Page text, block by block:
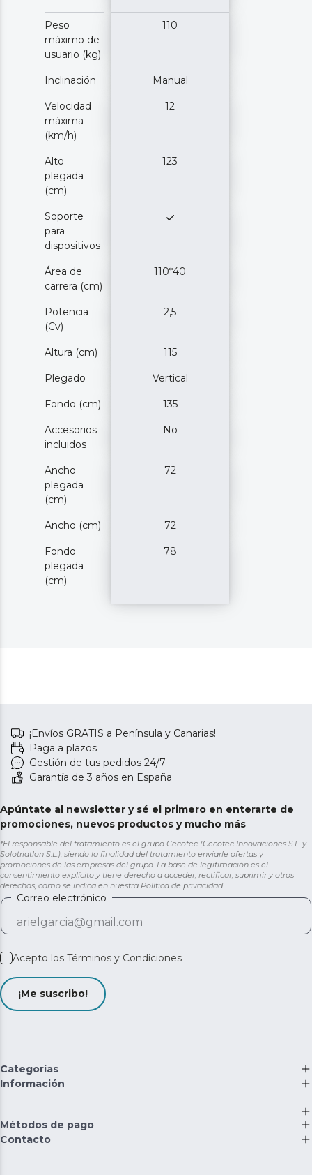
Peso
máximo de
usuario (kg)
110
Inclinación Manual
Velocidad
máxima
(km/h)
12
Alto
plegada
(cm)
123
Soporte
para
dispositivos
Área de
carrera (cm)
110*40
Potencia
(Cv)
2,5
Altura (cm) 115
Plegado Vertical
Fondo (cm) 135
Accesorios
incluidos
No
Ancho
plegada
(cm)
72
Ancho (cm) 72
Fondo
plegada
(cm)
78
¡Envíos GRATIS a Península y Canarias!
Paga a plazos
Gestión de tus pedidos 24/7
Garantía de 3 años en España
Apúntate al newsletter y sé el primero en enterarte de
promociones, nuevos productos y mucho más
*El responsable del tratamiento es el grupo Cecotec (Cecotec Innovaciones S.L. y
Solotriatlon S.L.), siendo la finalidad del tratamiento enviarle ofertas y
promociones de las empresas del grupo. La base de legitimación es el
consentimiento explícito y tiene derecho a acceder, rectificar, suprimir y otros
derechos, como se indica en nuestra Política de privacidad
Correo electrónico
Acepto los Términos y Condiciones
¡Me suscribo!
Categorías
Información
Métodos de pago
Contacto